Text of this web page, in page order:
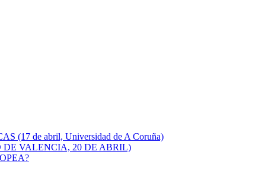
(17 de abril, Universidad de A Coruña)
DE VALENCIA, 20 DE ABRIL)